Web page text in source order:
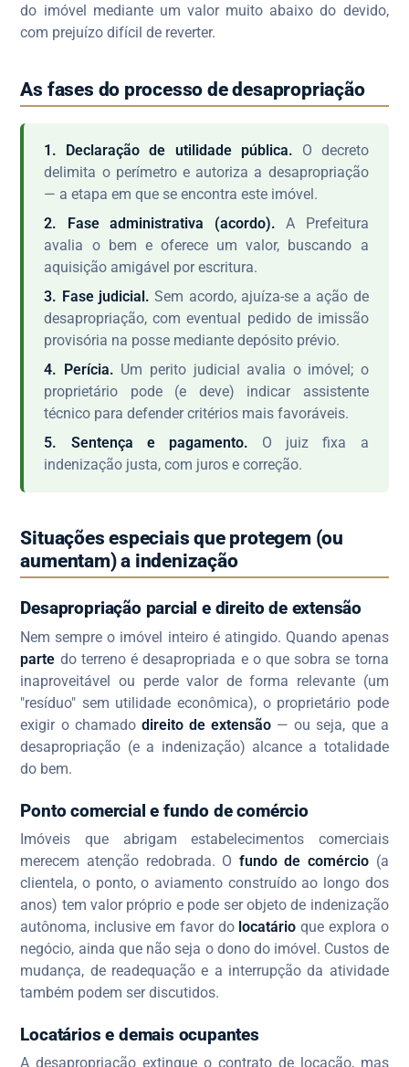
do imóvel mediante um valor muito abaixo do devido,
com prejuízo difícil de reverter.
As fases do processo de desapropriação
1. Declaração de utilidade pública. O decreto
delimita o perímetro e autoriza a desapropriação
— a etapa em que se encontra este imóvel.
2. Fase administrativa (acordo). A Prefeitura
avalia o bem e oferece um valor, buscando a
aquisição amigável por escritura.
3. Fase judicial. Sem acordo, ajuíza-se a ação de
desapropriação, com eventual pedido de imissão
provisória na posse mediante depósito prévio.
4. Perícia. Um perito judicial avalia o imóvel; o
proprietário pode (e deve) indicar assistente
técnico para defender critérios mais favoráveis.
5. Sentença e pagamento. O juiz fixa a
indenização justa, com juros e correção.
Situações especiais que protegem (ou
aumentam) a indenização
Desapropriação parcial e direito de extensão
Nem sempre o imóvel inteiro é atingido. Quando apenas
parte do terreno é desapropriada e o que sobra se torna
inaproveitável ou perde valor de forma relevante (um
"resíduo" sem utilidade econômica), o proprietário pode
exigir o chamado direito de extensão — ou seja, que a
desapropriação (e a indenização) alcance a totalidade
do bem.
Ponto comercial e fundo de comércio
Imóveis que abrigam estabelecimentos comerciais
merecem atenção redobrada. O fundo de comércio (a
clientela, o ponto, o aviamento construído ao longo dos
anos) tem valor próprio e pode ser objeto de indenização
autônoma, inclusive em favor do locatário que explora o
negócio, ainda que não seja o dono do imóvel. Custos de
mudança, de readequação e a interrupção da atividade
também podem ser discutidos.
Locatários e demais ocupantes
A desapropriação extingue o contrato de locação, mas